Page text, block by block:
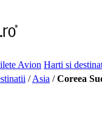
Avion Harti si
/Asia /Coreea